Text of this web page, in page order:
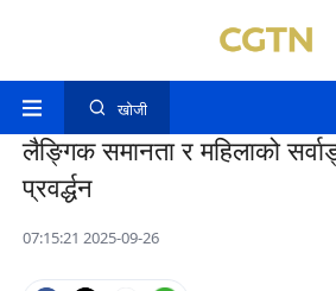
खोजी
लैङ्गिक समानता र महिलाको
प्रवर्द्धन
07:15:21 2025-09-26